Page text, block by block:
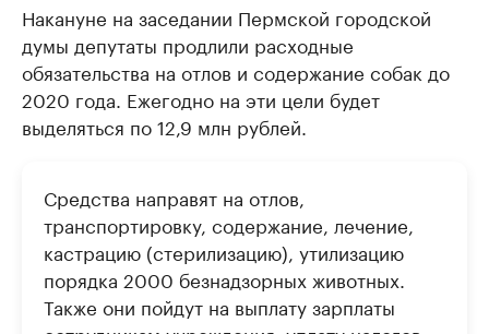
Накануне на заседании Пермской городской
думы депутаты продлили расходные
обязательства на отлов и содержание собак до
2020 года. Ежегодно на эти цели будет
выделяться по 12,9 млн рублей.
Средства направят на отлов,
транспортировку, содержание, лечение,
кастрацию (стерилизацию), утилизацию
порядка 2000 безнадзорных животных.
Также они пойдут на выплату зарплаты